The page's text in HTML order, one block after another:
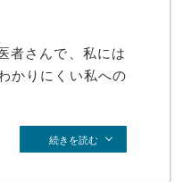
者さんで、私には
かりにくい私への
続きを読む